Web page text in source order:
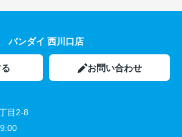
バンダイ 西川口店
お問い合わせ
目2-8